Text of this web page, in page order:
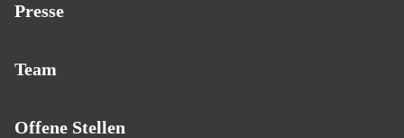
Presse
Team
Offene Stellen